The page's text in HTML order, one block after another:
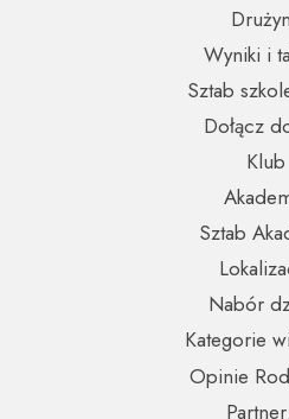
Opinie
Nabór
Wyniki i
Kategorie
Sztab
Sztab
Dołącz
Klub